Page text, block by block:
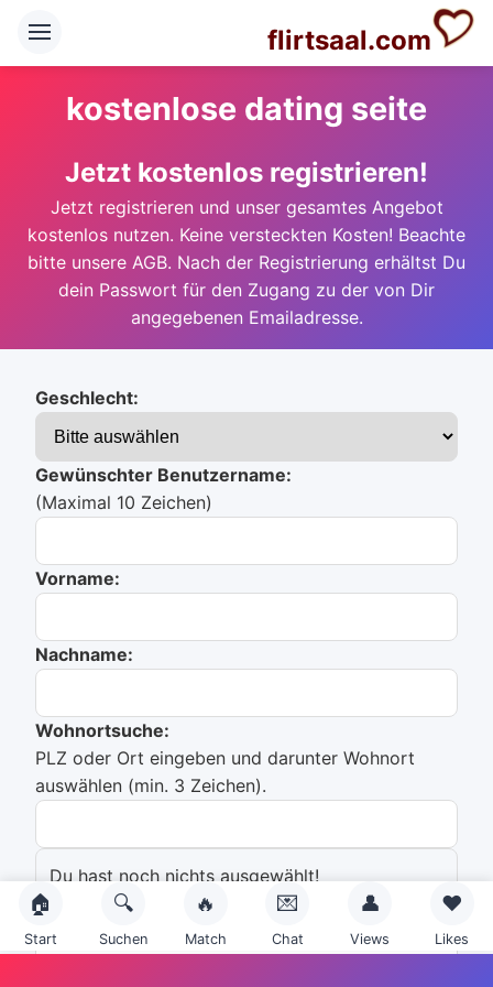
flirtsaal.com
kostenlose dating seite
Jetzt kostenlos registrieren!
Jetzt registrieren und unser gesamtes Angebot
kostenlos nutzen. Keine versteckten Kosten! Beachte
bitte unsere AGB. Nach der Registrierung erhältst Du
dein Passwort für den Zugang zu der von Dir
angegebenen Emailadresse.
Geschlecht:
Gewünschter Benutzername:
(Maximal 10 Zeichen)
Vorname:
Nachname:
Wohnortsuche:
PLZ oder Ort eingeben und darunter Wohnort
auswählen (min. 3 Zeichen).
Du hast noch nichts ausgewählt!
Emailadresse:
🏠
Start
🔍
Suchen
🔥
Match
💌
Chat
👤
Views
❤️
Likes